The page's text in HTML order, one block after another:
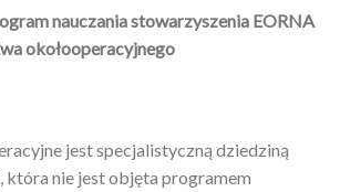
nauczania stowarzyszenia EORNA
okołooperacyjnego
jest specjalistyczną dziedziną
która nie jest objęta programem